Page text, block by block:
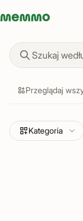
Memmo - AI-verktyg
Znajdź
Przeglądaj
Kategoria